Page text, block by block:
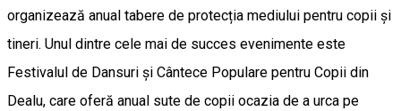
organizează anual tabere de protecția mediului pentru copii și
tineri. Unul dintre cele mai de succes evenimente este
Festivalul de Dansuri și Cântece Populare pentru Copii din
Dealu, care oferă anual sute de copii ocazia de a urca pe